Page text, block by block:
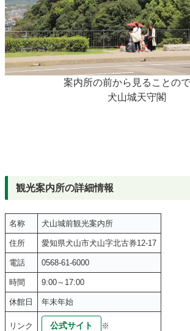
案内所の前から見ることの
犬山城天守閣
観光案内所の詳細情報
名称 犬山城前観光案内所
住所 愛知県犬山市犬山字北古券12-17
電話 0568-61-6000
時間 9:00～17:00
休館日 年末年始
リンク 公式サイト ※